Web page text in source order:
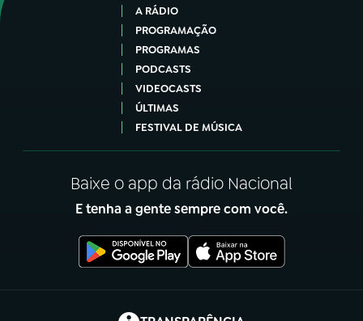
A RÁDIO
PROGRAMAÇÃO
PROGRAMAS
PODCASTS
VIDEOCASTS
ÚLTIMAS
FESTIVAL DE MÚSICA
Baixe o app da rádio Nacional
E tenha a gente sempre com você.